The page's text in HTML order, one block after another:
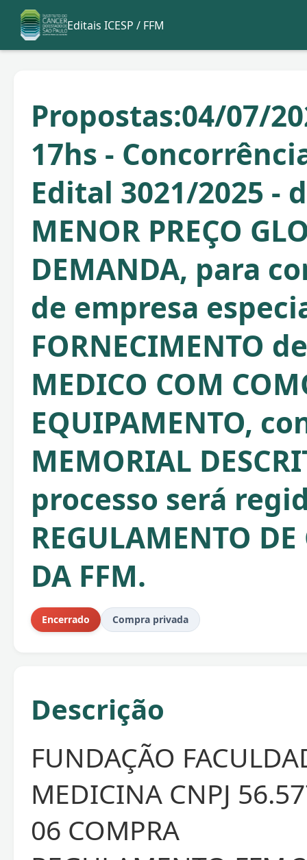
Editais ICESP / FFM
Propostas:04/07/
17hs -
Edital 3021/2025 -
MENOR PREÇO
DEMANDA, para
de empresa
FORNECIMENTO
MEDICO COM
EQUIPAMENTO,
MEMORIAL
processo será
REGULAMENTO DE
DA FFM.
Encerrado Compra privada
Descrição
FUNDAÇÃO
MEDICINA CNPJ
06 COMPRA